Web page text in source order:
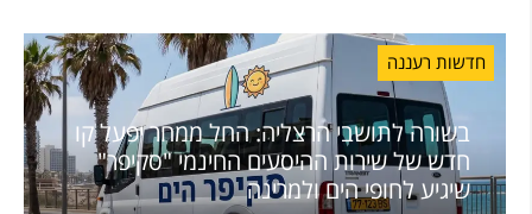
חדשות רעננה
בשורה לתושבי הרצליה: החל ממחר יפעל קו
חדש של שירות ההיסעים החינמי "סקיפר"
שיגיע לחופי הים ולמרינה